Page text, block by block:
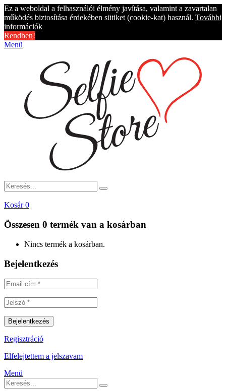
Ez a weboldal a felhasználói élmény javítása, valamint a zavartalan
működés biztosítása érdekében sütiket (cookie-kat) használ. További
információk
Rendben!
Menü
Kosár 0
Összesen 0 termék van a kosárban
Nincs termék a kosárban.
Bejelentkezés
Regisztráció
Elfelejtettem a jelszavam
Menü